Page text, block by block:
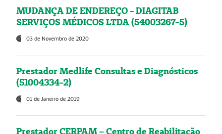
MUDANÇA DE ENDEREÇO - DIAGITAB
SERVIÇOS MÉDICOS LTDA (54003267-5)
03 de Novembro de 2020
Prestador Medlife Consultas e Diagnósticos
(51004334-2)
01 de Janeiro de 2019
Prestador CERPAM – Centro de Reabilitação